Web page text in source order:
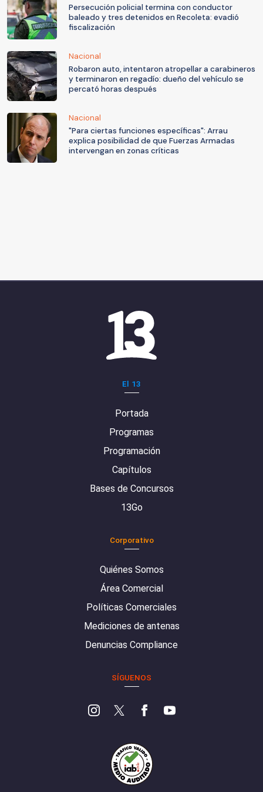
Persecución policial termina con conductor
baleado y tres detenidos en Recoleta: evadió
fiscalización
Nacional
Robaron auto, intentaron atropellar a carabineros
y terminaron en regadío: dueño del vehículo se
percató horas después
Nacional
"Para ciertas funciones específicas": Arrau
explica posibilidad de que Fuerzas Armadas
intervengan en zonas críticas
El 13
Portada
Programas
Programación
Capítulos
Bases de Concursos
13Go
Corporativo
Quiénes Somos
Área Comercial
Políticas Comerciales
Mediciones de antenas
Denuncias Compliance
SÍGUENOS